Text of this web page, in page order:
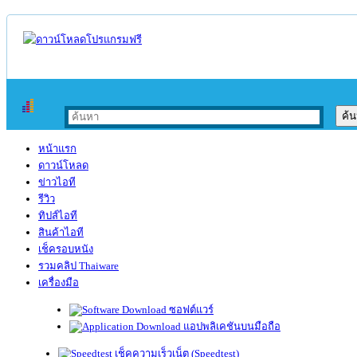
หน้าแรก
ดาวน์โหลด
ข่าวไอที
รีวิว
ทิปส์ไอที
สินค้าไอที
เช็ครอบหนัง
รวมคลิป Thaiware
เครื่องมือ
ซอฟต์แวร์
แอปพลิเคชันบนมือถือ
เช็คความเร็วเน็ต (Speedtest)